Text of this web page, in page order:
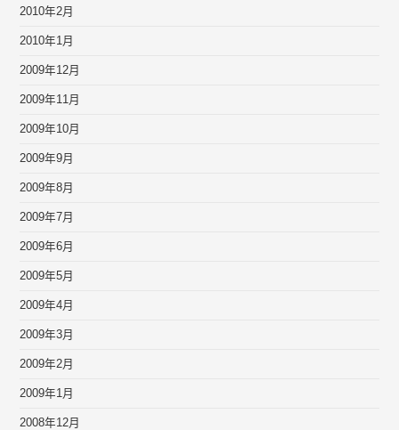
2010年2月
2010年1月
2009年12月
2009年11月
2009年10月
2009年9月
2009年8月
2009年7月
2009年6月
2009年5月
2009年4月
2009年3月
2009年2月
2009年1月
2008年12月